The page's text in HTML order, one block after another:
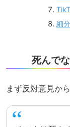
細
死んで
まず反対意見か